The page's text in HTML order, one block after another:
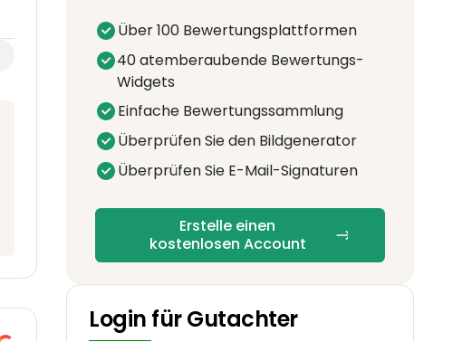
Über 100 Bewertungsplattformen
40 atemberaubende Bewertungs-
Widgets
Einfache Bewertungssammlung
Überprüfen Sie den Bildgenerator
Überprüfen Sie E-Mail-Signaturen
Erstelle einen
kostenlosen Account
Login für Gutachter